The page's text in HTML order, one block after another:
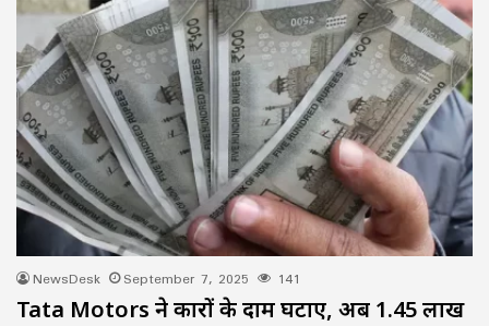
NewsDesk September 7, 2025 141
Tata Motors ने कारों के दाम घटाए, अब 1.45 लाख